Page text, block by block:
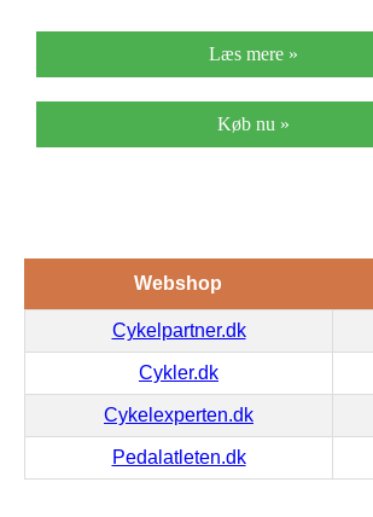
Læs mere »
Køb nu »
Webshop
Cykelpartner.dk
Cykler.dk
Cykelexperten.dk
Pedalatleten.dk